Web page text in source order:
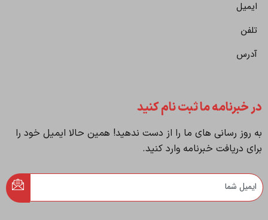
ایمیل
تلفن
آدرس
در خبرنامه ما ثبت نام کنید
به روز رسانی های ما را از دست ندهید! همین حالا ایمیل خود را
برای دریافت خبرنامه وارد کنید.